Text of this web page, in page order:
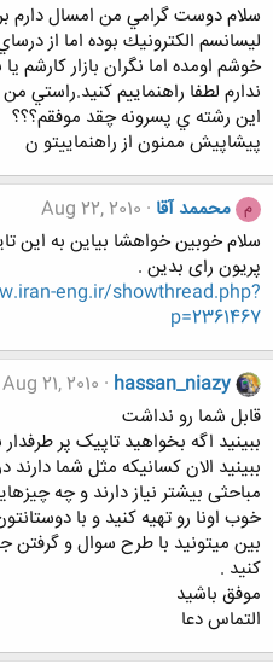
سلام دوست گرامي من امسال دارم
ليسانسم الكترونيك بوده اما از
خوشم اومده اما نگران بازار كارشم
ندارم لطفا راهنماييم كنيد.راستي
اين رشته ي پسرونه چقد موفقم؟؟؟
پيشاپيش ممنون از راهنماييتو ن
م محممد آقا Aug 22, 2010
سلام خوبین خواهشا بیاین به این
پریون رای بدین .
eng.ir/showthread.php?
p=2361467
hassan_niazy
Aug 21, 2010
قابل شما رو نداشت
ببینید اگه بخواهید تاپیک پر
ببینید الان کسانیکه مثل شما
مباحثی بیشتر نیاز دارند و چه
خوب اونا رو تهیه کنید و با
بین میتونید با طرح سوال و
کنید .
موفق باشید
التماس دعا